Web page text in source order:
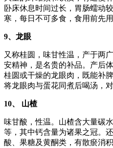
卧床休息时间过长，胃肠蠕动
寒，每日不可多食，食用前先用
9、龙眼
又称桂圆，味甘性温，产于两
安精神，是名贵的补品。产后
桂圆或干燥的龙眼肉，既能补
将龙眼肉与蛋花同煮后喝汤，
10、 山楂
味甘酸，性温。山楂含大量碳
等，其中钙含量为诸果之冠。
酸、果糖及黄酮类，有散瘀消